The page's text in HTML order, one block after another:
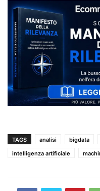
TAGS analisi bigdata
intelligenza artificiale